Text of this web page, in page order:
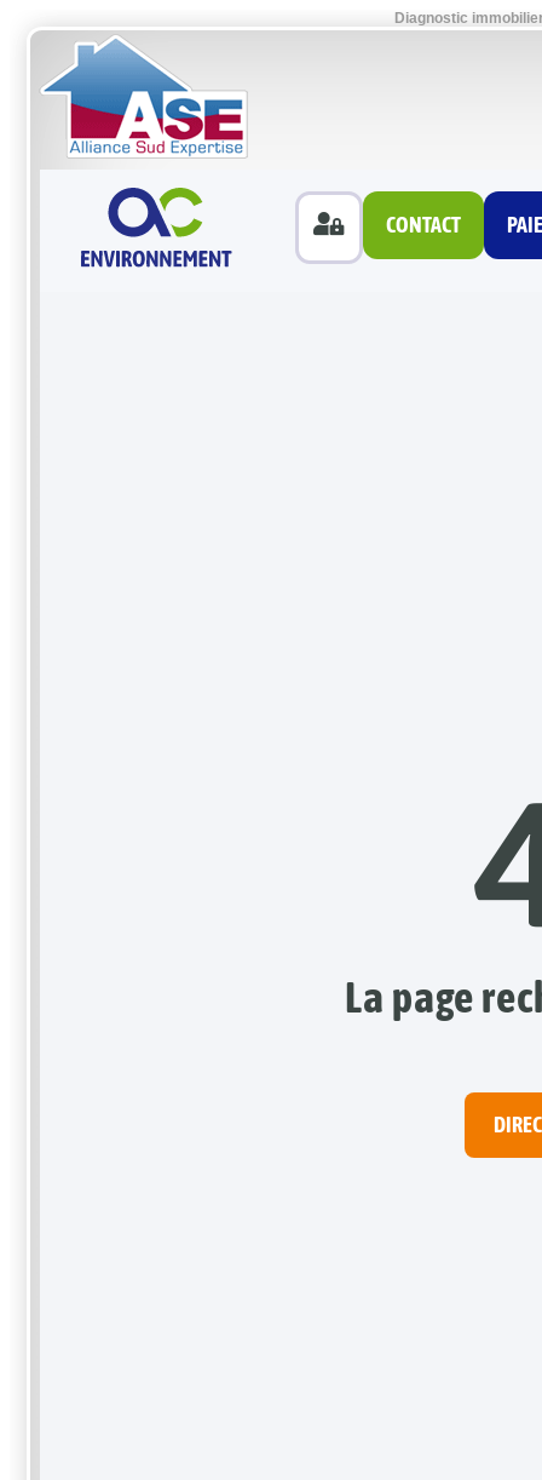
Diagnostic